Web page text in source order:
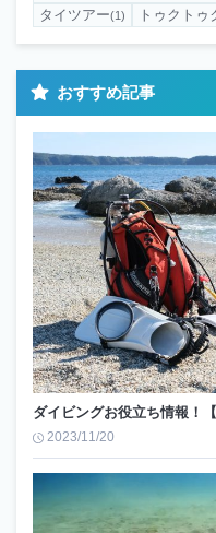
タイツアー(1) トゥクトゥ
おすすめ記事
ダイビングお役立ち情報！
2023/11/20